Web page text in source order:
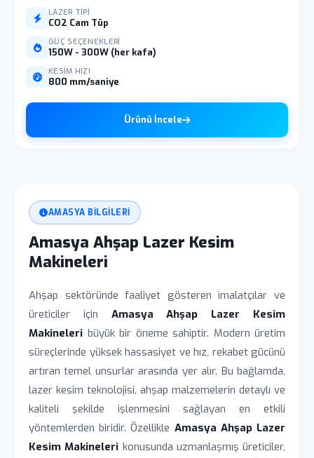
LAZER TIPI
CO2 Cam Tüp
GÜÇ SEÇENEKLERI
150W - 300W (her kafa)
KESIM HIZI
800 mm/saniye
Ürünü İncele
AMASYA BILGILERI
Amasya Ahşap Lazer Kesim
Makineleri
Ahşap sektöründe faaliyet gösteren imalatçılar ve
üreticiler için Amasya Ahşap Lazer Kesim
Makineleri büyük bir öneme sahiptir. Modern üretim
süreçlerinde yüksek hassasiyet ve hız, rekabet gücünü
artıran temel unsurlar arasında yer alır. Bu bağlamda,
lazer kesim teknolojisi, ahşap malzemelerin detaylı ve
kaliteli şekilde işlenmesini sağlayan en etkili
yöntemlerden biridir. Özellikle Amasya Ahşap Lazer
Kesim Makineleri konusunda uzmanlaşmış üreticiler,